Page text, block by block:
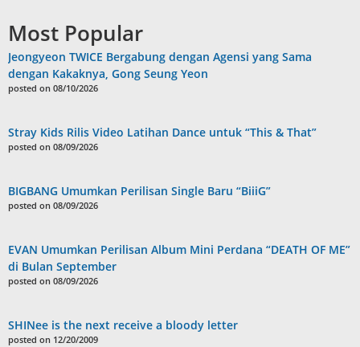
Most Popular
Jeongyeon TWICE Bergabung dengan Agensi yang Sama
dengan Kakaknya, Gong Seung Yeon
posted on 08/10/2026
Stray Kids Rilis Video Latihan Dance untuk “This & That”
posted on 08/09/2026
BIGBANG Umumkan Perilisan Single Baru “BiiiG”
posted on 08/09/2026
EVAN Umumkan Perilisan Album Mini Perdana “DEATH OF ME”
di Bulan September
posted on 08/09/2026
SHINee is the next receive a bloody letter
posted on 12/20/2009